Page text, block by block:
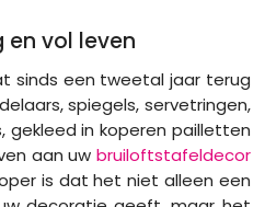
en vol leven
sinds een tweetal jaar terug
spiegels, servetringen,
gekleed in koperen pailletten
aan uw bruiloftstafeldecor
is dat het niet alleen een